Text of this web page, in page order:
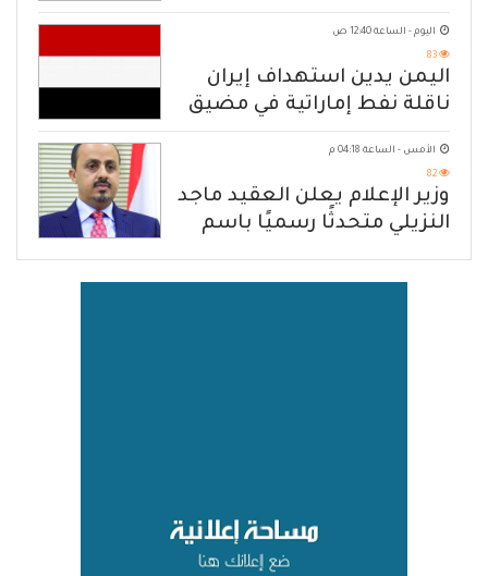
الهجوم الإرهابي الحوثي والرد
الحازم على مصدر التهديد
اليوم - الساعة 12:40 ص
83
اليمن يدين استهداف إيران
ناقلة نفط إماراتية في مضيق
هرمز
الأمس - الساعة 04:18 م
82
وزير الإعلام يعلن العقيد ماجد
النزيلي متحدثًا رسميًا باسم